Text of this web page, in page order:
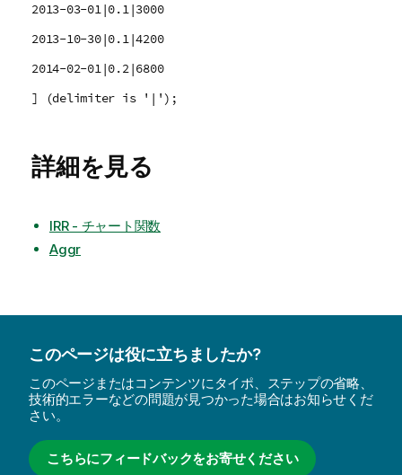
2013-03-01|0.1|3000
2013-10-30|0.1|4200
2014-02-01|0.2|6800
] (delimiter is '|');
詳細を見る
IRR - チャート関数
Aggr
このページは役に立ちましたか?
このページまたはコンテンツにタイポ、ステップの省略、
技術的エラーなどの問題が見つかった場合はお知らせくだ
さい。
こちらにフィードバックをお寄せください